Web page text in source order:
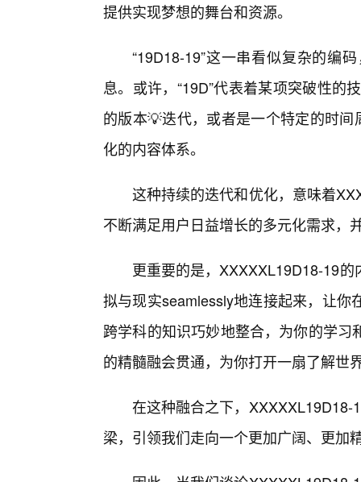
提供实现梦想的舞台和资源。
“19D18-19”这一串看似复杂的编
息。或许，“19D”代表着某项突破性的
的版本💡迭代，或者是一个特定的时
化的内容体系。
这种持续的迭代和优化，意味着
不断满足用户日益增长的多元化需求，
更重要的是，XXXXXL19D18-19
拟与现实seamlessly地连接起来，让
跨学科的知识巧妙地整合，为你的学
的精髓融会贯通，为你打开一扇了解世
在这种融合之下，
梁，引领我们走向一个更加广阔、更加